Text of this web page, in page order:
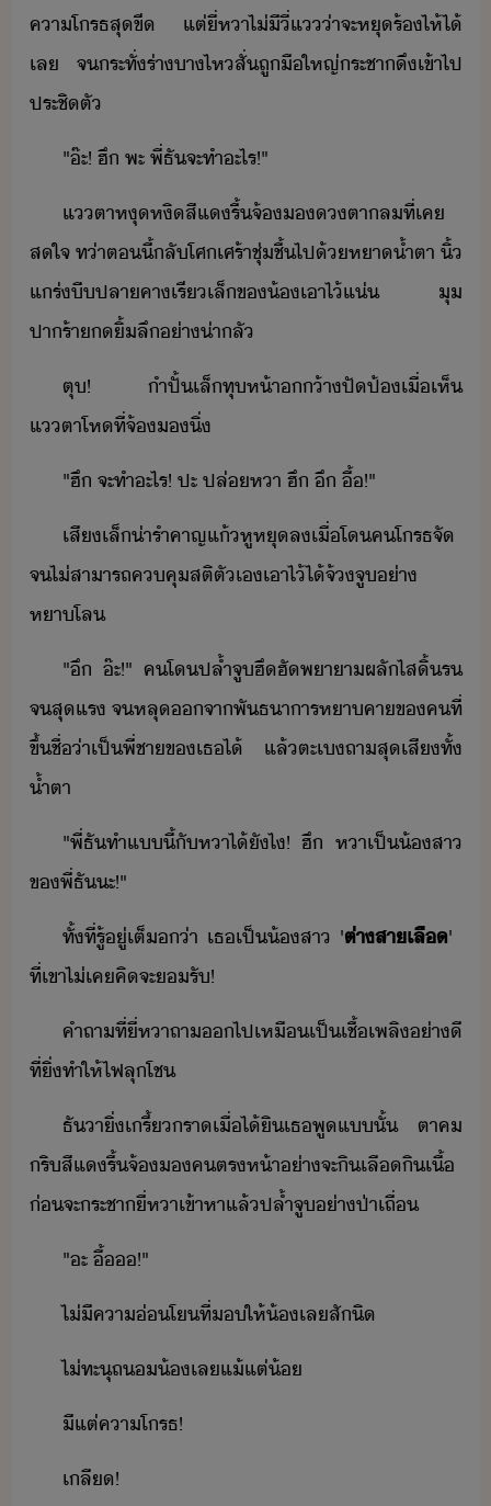
คาโรธ​สุขี​ ​แต่​ี่​หา​ไ่ี​ี่แ​่า​จะ​หุ​ร้ไห้​ไ้​
เล​ ​จระทั่​ร่า​า​ไห​สั่​ถู​ื​ใหญ่​ระชา​ึ​เข้าไป​
ประชิตั​
"​๊ะ​!​ ​ฮึ​ ​พะ​ ​พี่​ธั​จะ​ทำ​ะไร​!​"
แตา​หุหิ​สีแ​รื้​จ้​ตา​ล​ที่​เค​
ส​ใจ​ ​ท่า​ตี้​ลั​โศเศร้า​ชุ่ชื้​ไป​้​หา้ำ​ตา​ ​ิ้​
แร่​ี​ปลา​คา​เรี​เล็​ข​้​เาไ้​แ่​ ​ุ​
ปาร้า​​ิ้​ลึ​่า​่าลั
ตุ​!​ ​ำปั้​เล็​ทุ​ห้า​้า​ปั​ป้​เื่​เห็​
แตา​โห​ที่​จ้​ิ่
"​ฮึ​ ​จะ​ทำ​ะไร​!​ ​ปะ​ ​ปล่​หา​ ​ฮึ​ ​ึ​ ​ื้​!​"
เสี​เล็​่ารำคาญ​แ้หู​หุ​ล​เื่​โ​ค​โรธจั​
จ​ไ่​สาารถ​คคุสติ​ตัเ​เาไ้​ไ้​จ้​จู​่า​
หาโล​
"​ึ​ ​๊ะ​!​"​ ​ค​โ​ปล้ำ​จู​ฮึฮั​พาา​ผลัไส​ิ้ร​
จ​สุ​แร​ ​จ​หลุ​จา​พัธาาร​หาคา​ข​คที​่​
ขึ้ชื่่า​เป็​พี่ชา​ข​เธ​ไ้​ ​แล้​ตะ​เ​ถา​สุเสี​ทั้​
้ำตา
"​พี่​ธั​ทำ​แี้​ั​หา​ไ้​ัไ​!​ ​ฮึ​ ​หา​เป็​้สา​
ข​พี่​ธั​ะ​!​"
ทั้ที่​รู้ู่เต็​่า​ ​เธ​เป็​้สา​ ​'ต่า​สาเลื'​ ​
ที่​เขา​ไ่เค​คิ​จะ​รั​!
คำถา​ที่​ี่​หา​ถา​​ไป​เหื​เป็​เชื้เพลิ​่าี​
ที่​ิ่​ทำให้​ไฟ​ลุโช
ธัา​ิ่​เรี้รา​เื่​ไ้ิ​เธ​พู​แ​ั้​ ​ตาค​
ริ​สีแ​รื้​จ้​คตร​ห้า​่า​จะ​ิ​เลื​ิ​เื้​
่​จะ​ระชา​ี่​หา​เข้าหา​แล้​ปล้ำ​จู​่า​ป่าเถื่
"​ะ​ ​ื้​​!​"​
ไ่ี​คา่โ​ที่​ให้​้​เล​สัิ
ไ่​ทะุถ​้​เล​แ้แต่้​
ี​แต่​คาโรธ​!​
เลี​!